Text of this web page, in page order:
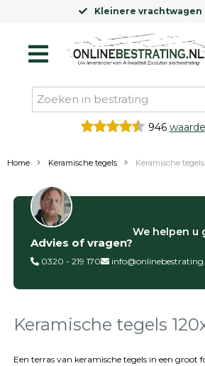
Kleinere vrachtwagen
946
Home Keramische tegels Keramische tegels
Filter op
Categorieën
Betontegels
tegels
Natuursteen
Advies of vragen?
We helpen u
0320 - 219 170
Keramische tegels
Een terras van keramische tegels in een